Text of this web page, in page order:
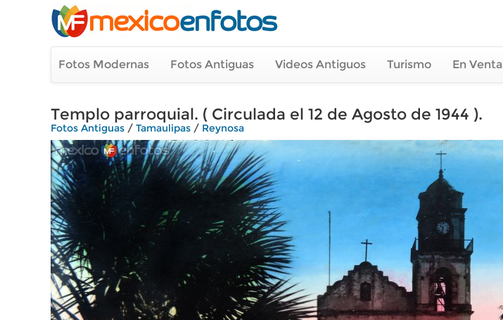
Fotos Modernas Fotos Antiguas Videos Antiguos Turismo En Venta
Templo parroquial. ( Circulada el 12 de Agosto de 1944 ).
Fotos Antiguas / Tamaulipas / Reynosa